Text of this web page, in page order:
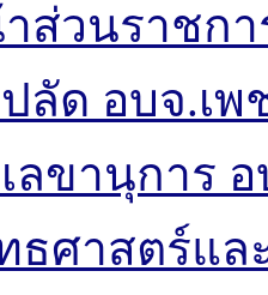
ส่วนราชกา
ลัด อบจ.เ
ลขานุการ อ
ธศาสตร์แ